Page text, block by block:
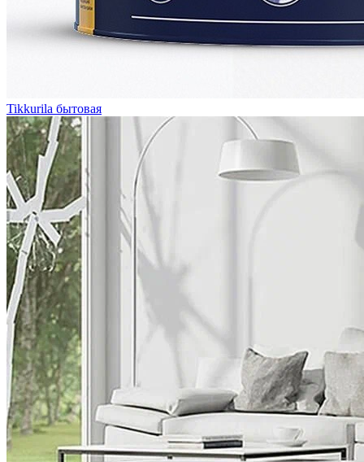
Tikkurila бытовая